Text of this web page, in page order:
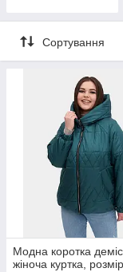
Сортування
Модна коротка
жіноча куртка,